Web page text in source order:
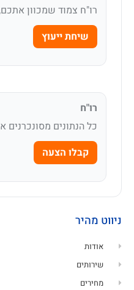
רו"ח צמוד שמכוון
שיחת ייעוץ
רו"ח
כל הנתונים מסונכרנים
קבלו הצעה
ניווט מהיר
אודות
שירותים
מחירים